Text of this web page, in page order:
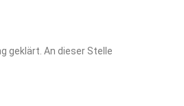
geklärt. An dieser Stelle